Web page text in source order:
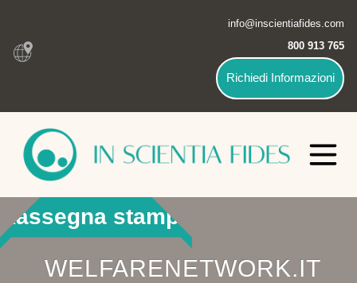
info@inscientiafides.com
800 913 765
Richiedi Informazioni
WELFARENETWORK.IT
Rassegna stampa